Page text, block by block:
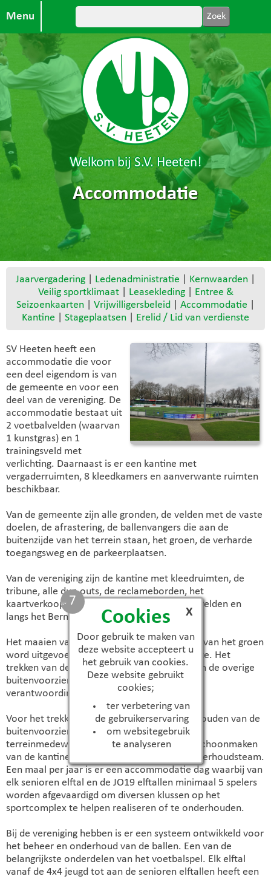
Cookies
Door gebruik te maken van
deze website accepteert u
het gebruik van cookies.
Deze website gebruikt
cookies;
ter verbetering van
de gebruikerservaring
om websitegebruik
te analyseren
X
7
Menu
Welkom bij S.V. Heeten!
Accommodatie
Jaarvergadering Ledenadministratie Kernwaarden
Veilig sportklimaat| Leasekleding|
Entree &
Seizoenkaarten
Vrijwilligersbeleid Accommodatie
Kantine
Stageplaatsen Erelid / Lid van verdienste
SV Heeten heeft een
accommodatie die voor
een deel eigendom is van
de gemeente en voor een
deel van de vereniging. De
accommodatie bestaat uit
2 voetbalvelden (waarvan
1 kunstgras) en 1
trainingsveld met
verlichting. Daarnaast is er een kantine met
vergaderruimten, 8 kleedkamers en aanverwante ruimten
beschikbaar.
Van de gemeente zijn alle gronden, de velden met de vaste
doelen, de afrastering, de ballenvangers die aan de
buitenzijde van het terrein staan, het groen, de verharde
toegangsweg en de parkeerplaatsen.
Van de vereniging zijn de kantine met kleedruimten, de
tribune, alle dug-outs, de reclameborden, het
kaartverkoophuisje en alle verlichting op de velden en
langs het Bernard Zwijnenbergpad.
Het maaien van de velden en het onderhoud van het groen
word uitgevoerd in opdracht van de gemeente. Het
trekken van de lijnen en het onderhouden van de overige
buitenvoorzieningen van de gebouwen is ter
verantwoording van de vereniging zelf.
Voor het trekken van de lijnen en het onderhouden van de
buitenvoorzieningen zijn er een aantal
terreinmedewerkers. Voor het 2x per week schoonmaken
van de kantine en kleedruimten is er een onderhoudsteam.
Een maal per jaar is er een accommodatie dag waarbij van
elk senioren elftal en de JO19 elftallen minimaal 5 spelers
worden afgevaardigd om diversen klussen op het
sportcomplex te helpen realiseren of te onderhouden.
Bij de vereniging hebben is er een systeem ontwikkeld voor
het beheer en onderhoud van de ballen. Een van de
belangrijkste onderdelen van het voetbalspel. Elk elftal
vanaf de 4x4 jeugd tot aan de senioren elftallen heeft een